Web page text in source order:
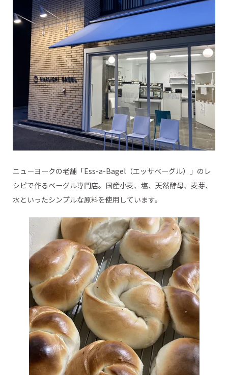
ニューヨークの老舗「Ess-a-Bagel（エッサベーグル）」のレ
シピで作るベーグル専門店。国産小麦、塩、天然酵母、麦芽、
水といったシンプルな原料を使用しています。